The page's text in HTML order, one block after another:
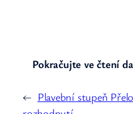
Pokračujte ve čtení
← Plavební stupeň